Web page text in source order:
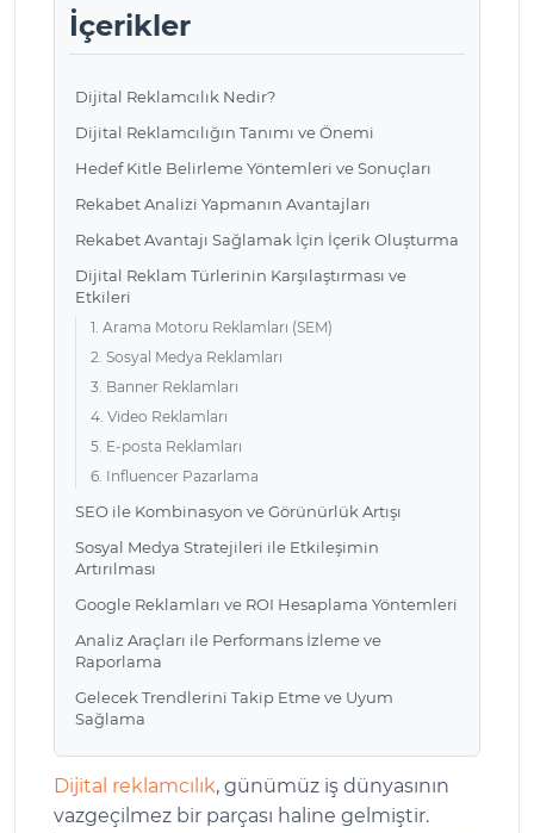
İçerikler
Dijital Reklamcılık Nedir?
Dijital Reklamcılığın Tanımı ve Önemi
Hedef Kitle Belirleme Yöntemleri ve Sonuçları
Rekabet Analizi Yapmanın Avantajları
Rekabet Avantajı Sağlamak İçin İçerik Oluşturma
Dijital Reklam Türlerinin Karşılaştırması ve
Etkileri
1. Arama Motoru Reklamları (SEM)
2. Sosyal Medya Reklamları
3. Banner Reklamları
4. Video Reklamları
5. E-posta Reklamları
6. Influencer Pazarlama
SEO ile Kombinasyon ve Görünürlük Artışı
Sosyal Medya Stratejileri ile Etkileşimin
Artırılması
Google Reklamları ve ROI Hesaplama Yöntemleri
Analiz Araçları ile Performans İzleme ve
Raporlama
Gelecek Trendlerini Takip Etme ve Uyum
Sağlama
Dijital reklamcılık, günümüz iş dünyasının
vazgeçilmez bir parçası haline gelmiştir.